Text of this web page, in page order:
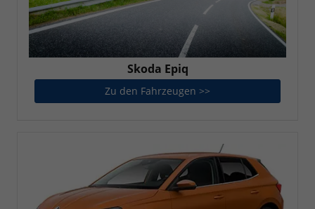
Skoda Epiq
Zu den Fahrzeugen >>